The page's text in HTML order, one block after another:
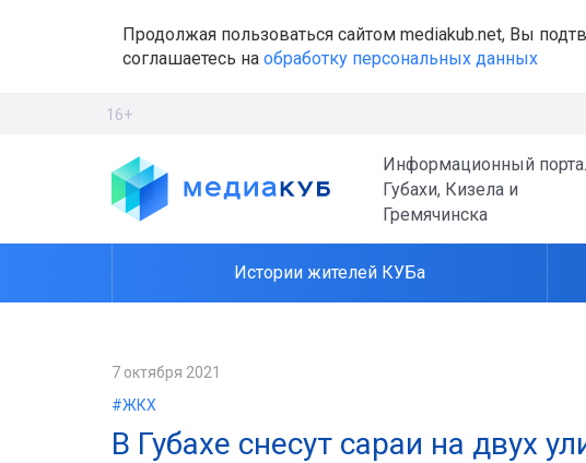
Продолжая пользоваться сайтом mediakub.net, Вы
соглашаетесь на обработку персональных данных
16+
Информационный
Губахи, Кизела и
Гремячинска
Истории жителей КУБа
7 октября 2021
#ЖКХ
В Губахе снесут сараи на двух